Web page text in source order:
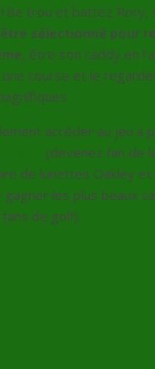
18e trou et battez Rory,
sélectionné pour
, être son caddy en
course et le
accéder au jeu à
(devenez fan de
de lunettes Oakley et
les plus beaux
fans de golf).